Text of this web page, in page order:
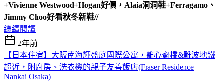
+Vivienne Westwood+Hogan好價，Alaia洞洞鞋+Ferragamo、
Jimmy Choo好看秋冬新鞋//
繼續閱讀
2年前
【日本住宿】大阪南海輝盛庭國際公寓，離心齋橋&難波地鐵
超近，附廚房、洗衣機的親子友善飯店(Fraser Residence
Nankai Osaka)